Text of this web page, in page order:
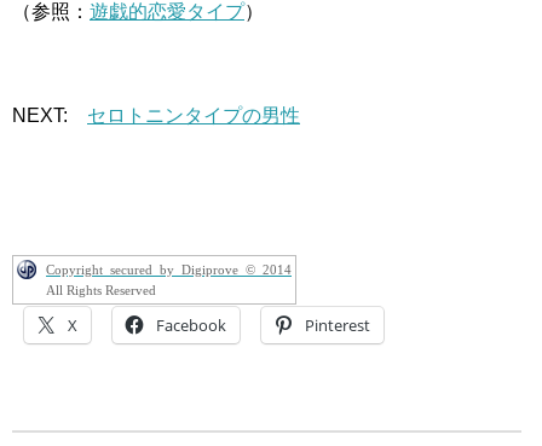
（参照： 遊戯的恋愛タイプ）
NEXT: セロトニンタイプの男性
Copyright secured by Digiprove © 2014
All Rights Reserved
X Facebook Pinterest